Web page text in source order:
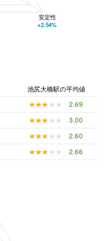
安定性
+2.54%
池尻大橋駅の平均値
★★★★★
★★★★★
2.69
★★★★★
★★★★★
3.00
★★★★★
★★★★★
2.60
★★★★★
★★★★★ 2.66